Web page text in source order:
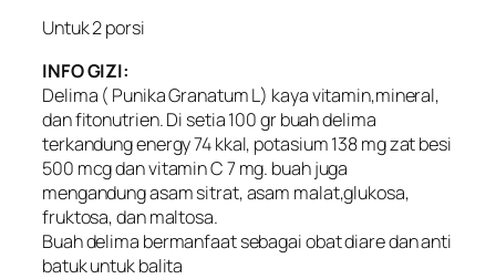
Untuk 2 porsi
INFO GIZI:
Delima ( Punika Granatum L) kaya vitamin,mineral,
dan fitonutrien. Di setia 100 gr buah delima
terkandung energy 74 kkal, potasium 138 mg zat besi
500 mcg dan vitamin C 7 mg. buah juga
mengandung asam sitrat, asam malat,glukosa,
fruktosa, dan maltosa.
Buah delima bermanfaat sebagai obat diare dan anti
batuk untuk balita